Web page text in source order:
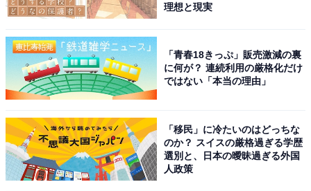
理想と現実
「青春18きっぷ」販売激減の裏
に何が？ 連続利用の厳格化だけ
ではない「本当の理由」
「移民」に冷たいのはどっちな
のか？ スイスの厳格過ぎる学歴
選別と、日本の曖昧過ぎる外国
人政策